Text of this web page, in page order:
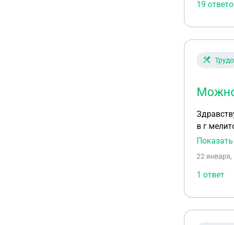
19
Здравствуйте Такой вопрос , подскажите пожалуйста, у меня подруга
в г мелитополь по
22 января,
1 ответ